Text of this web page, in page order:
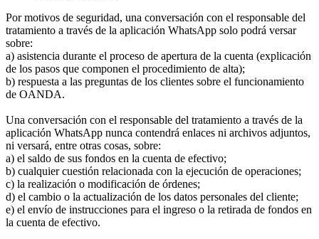
Por motivos de seguridad, una conversación con el responsable del
tratamiento a través de la aplicación WhatsApp solo podrá versar
sobre:
a) asistencia durante el proceso de apertura de la cuenta (explicación
de los pasos que componen el procedimiento de alta);
b) respuesta a las preguntas de los clientes sobre el funcionamiento
de OANDA.
Una conversación con el responsable del tratamiento a través de la
aplicación WhatsApp nunca contendrá enlaces ni archivos adjuntos,
ni versará, entre otras cosas, sobre:
a) el saldo de sus fondos en la cuenta de efectivo;
b) cualquier cuestión relacionada con la ejecución de operaciones;
c) la realización o modificación de órdenes;
d) el cambio o la actualización de los datos personales del cliente;
e) el envío de instrucciones para el ingreso o la retirada de fondos en
la cuenta de efectivo.